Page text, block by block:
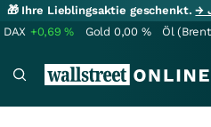
🎁 Ihre Lieblingsaktie geschenkt.→
DAX +0,69% Gold 0,00 % Öl